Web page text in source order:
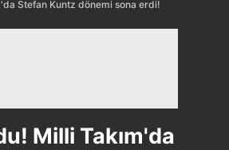
Stefan Kuntz dönemi sona erdi!
Milli Takım'da